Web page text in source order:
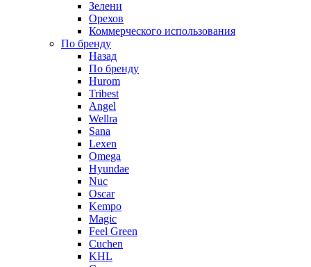
Зелени
Орехов
Коммерческого использования
По бренду
Назад
По бренду
Hurom
Tribest
Angel
Wellra
Sana
Lexen
Omega
Hyundae
Nuc
Oscar
Kempo
Magic
Feel Green
Cuchen
KHL